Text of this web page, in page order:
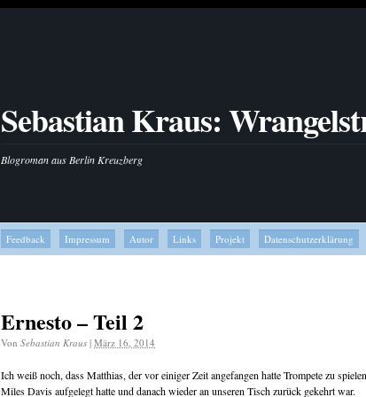
Sebastian Kraus:
Blogroman aus Berlin Kreuzberg
Feedback Impressum Autor Links Projekt Datenschutzerklärung
Ernesto – Teil 2
Von Sebastian Kraus | März 16, 2014
Ich weiß noch, dass Matthias, der vor einiger Zeit angefangen hatte Trompete zu
Miles Davis aufgelegt hatte und danach wieder an unseren Tisch zurück gekehrt war.